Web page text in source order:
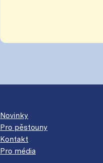
Novinky
Pro pěstouny
Kontakt
Pro média